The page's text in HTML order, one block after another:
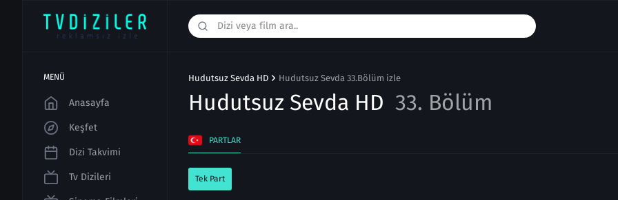
MENÜ
Anasayfa
Keşfet
Dizi Takvimi
Tv Dizileri
Hudutsuz Sevda HD Hudutsuz Sevda 33.Bölüm izle
Hudutsuz Sevda HD 33. Bölüm
PARTLAR
Tek Part